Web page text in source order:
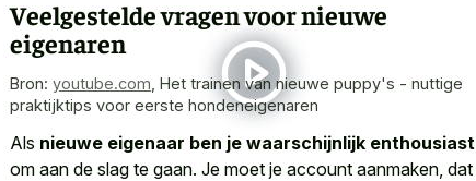
Veelgestelde vragen voor nieuwe
eigenaren
Bron: youtube.com Het trainen van nieuwe puppy's - nuttige
praktijktips voor eerste hondeneigenaren
Als nieuwe eigenaar ben je waarschijnlijk enthousiast
om aan de slag te gaan. Je moet je account aanmaken, dat